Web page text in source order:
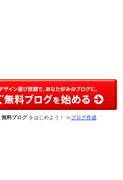
無料ブログをはじめよう！ ≫ブログ作成